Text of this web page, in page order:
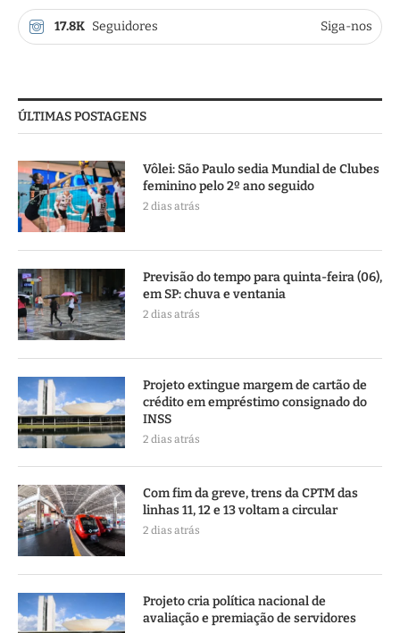
17.8K Seguidores Siga-nos
ÚLTIMAS POSTAGENS
Vôlei: São Paulo sedia Mundial de Clubes
feminino pelo 2º ano seguido
2 dias atrás
Previsão do tempo para quinta-feira (06),
em SP: chuva e ventania
2 dias atrás
Projeto extingue margem de cartão de
crédito em empréstimo consignado do
INSS
2 dias atrás
Com fim da greve, trens da CPTM das
linhas 11, 12 e 13 voltam a circular
2 dias atrás
Projeto cria política nacional de
avaliação e premiação de servidores